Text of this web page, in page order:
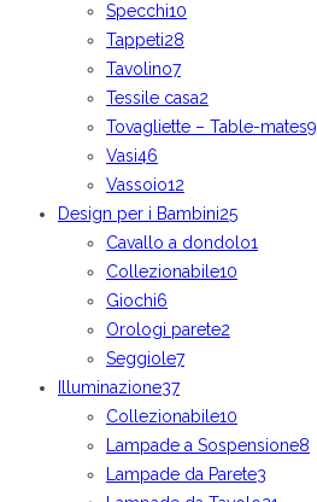
Specchi10
Tappeti28
Tavolino7
Tessile casa2
Tovagliette – Table-mates9
Vasi46
Vassoio12
Design per i Bambini25
Cavallo a dondolo1
Collezionabile10
Giochi6
Orologi parete2
Seggiole7
Illuminazione37
Collezionabile10
Lampade a Sospensione8
Lampade da Parete3